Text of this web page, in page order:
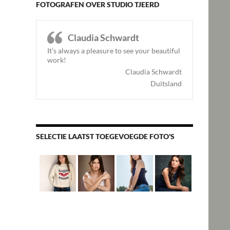
FOTOGRAFEN OVER STUDIO TJEERD
Claudia Schwardt
It’s always a pleasure to see your beautiful
work!
Claudia Schwardt
Duitsland
SELECTIE LAATST TOEGEVOEGDE FOTO'S